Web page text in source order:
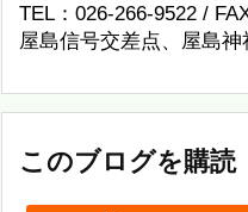
TEL：026-266-9522 /
屋島信号交差点、屋島神
このブログを購読